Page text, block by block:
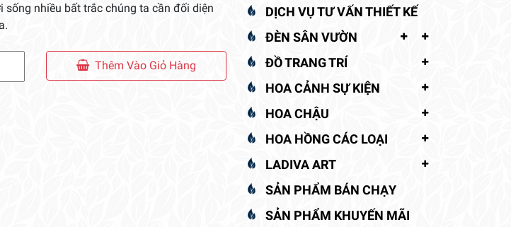
sống nhiều bất trắc chúng ta cần đối diện
Thêm Vào Giỏ Hàng
DỊCH VỤ TƯ VẤN THIẾT KẾ
ĐÈN SÂN VƯỜN
ĐỒ TRANG TRÍ
HOA CẢNH SỰ KIỆN
HOA CHẬU
HOA HỒNG CÁC LOẠI
LADIVA ART
SẢN PHẨM BÁN CHẠY
SẢN PHẨM KHUYẾN MÃI